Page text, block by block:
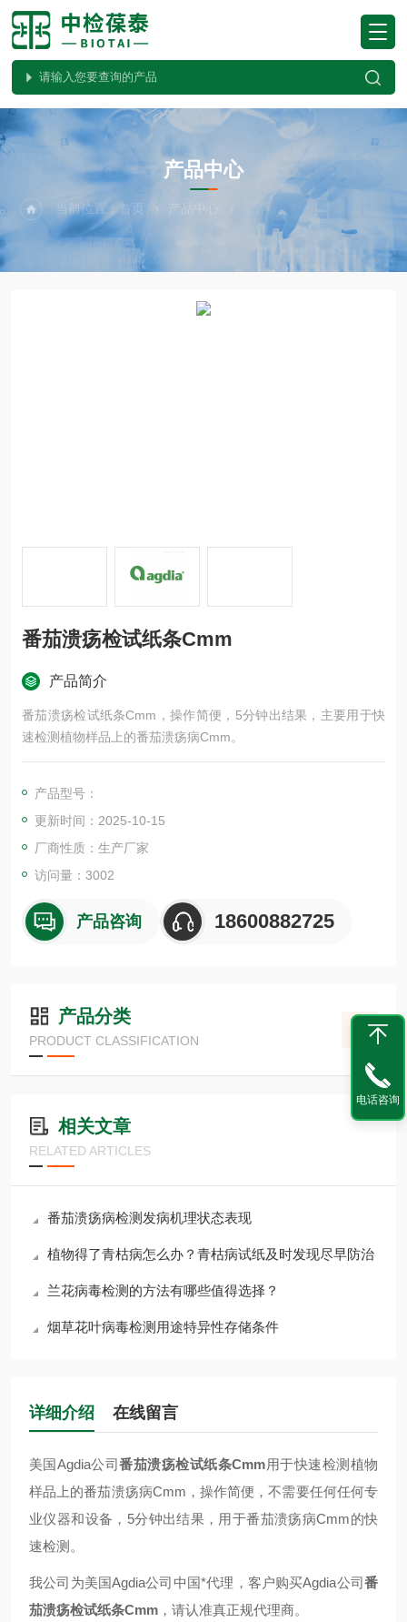
PRODUCTS CENTER
产品中心
当前位置：首页 产品中心 植物病害检测试纸条系列
番茄溃疡检试纸条Cmm
产品简介
番茄溃疡检试纸条Cmm，操作简便，5分钟出结果，主要用于快
速检测植物样品上的番茄溃疡病Cmm。
产品型号：
更新时间：2025-10-15
厂商性质：生产厂家
访问量：3002
产品咨询 18600882725
产品分类
PRODUCT CLASSIFICATION
相关文章
RELATED ARTICLES
番茄溃疡病检测发病机理状态表现
植物得了青枯病怎么办？青枯病试纸及时发现尽早防治
兰花病毒检测的方法有哪些值得选择？
烟草花叶病毒检测用途特异性存储条件
详细介绍 在线留言
美国Agdia公司番茄溃疡检试纸条Cmm用于快速检测植物
样品上的番茄溃疡病Cmm，操作简便，不需要任何任何专
业仪器和设备，5分钟出结果，用于番茄溃疡病Cmm的快
速检测。
我公司为美国Agdia公司中国*代理，客户购买Agdia公司番
茄溃疡检试纸条Cmm ，请认准真正规代理商。
电话咨询